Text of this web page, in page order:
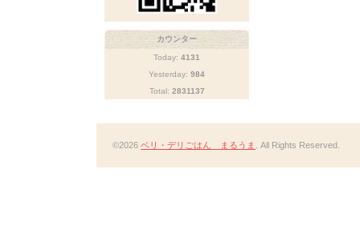
カウンター
Today: 4131
Yesterday: 984
Total: 2831137
©2026 ベリ・デリごはん まるうま . All Rights Reserved.